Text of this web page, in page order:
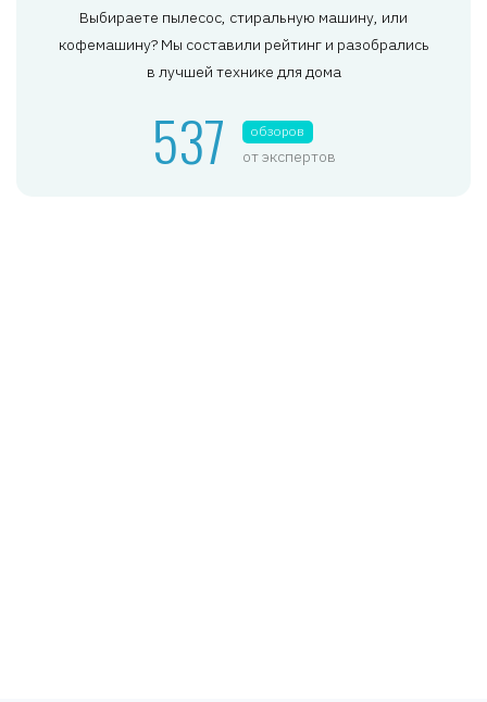
Выбираете пылесос, стиральную машину, или
кофемашину? Мы составили рейтинг и разобрались
в лучшей технике для дома
537 обзоров
от экспертов